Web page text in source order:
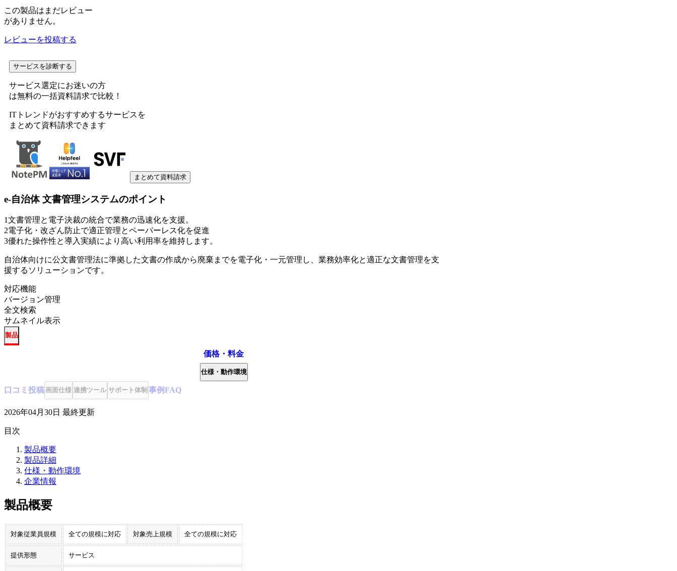
この製品はまだレビュー
がありません。
レビューを投稿する
サービスを診断する
サービス選定にお迷いの方
は無料の一括資料請求で比較！
ITトレンドがおすすめするサービスを
まとめて資料請求できます
まとめて資料請求
e-自治体 文書管理システムのポイント
1文書管理と電子決裁の統合で業務の迅速化を支援。
2電子化・改ざん防止で適正管理とペーパーレス化を促進
3優れた操作性と導入実績により高い利用率を維持します。
自治体向けに公文書管理法に準拠した文書の作成から廃棄までを電子化・一元管理し、業務効率化と適正な文書管理を支
援するソリューションです。
対応機能
バージョン管理
全文検索
サムネイル表示
製品
価格・料金
仕様・動作環境
口コミ 投稿画面仕様 連携ツール サポート体制 事例FAQ
2026年04月30日 最終更新
目次
製品概要
製品詳細
仕様・動作環境
企業情報
製品概要
対象従業員規模 全ての規模に対応 対象売上規模 全ての規模に対応
提供形態 サービス